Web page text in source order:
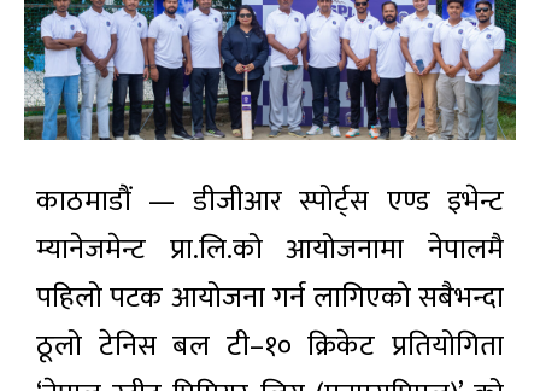
काठमाडौं — डीजीआर स्पोर्ट्स एण्ड इभेन्ट
म्यानेजमेन्ट प्रा.लि.को आयोजनामा नेपालमै
पहिलो पटक आयोजना गर्न लागिएको सबैभन्दा
ठूलो टेनिस बल टी–१० क्रिकेट प्रतियोगिता